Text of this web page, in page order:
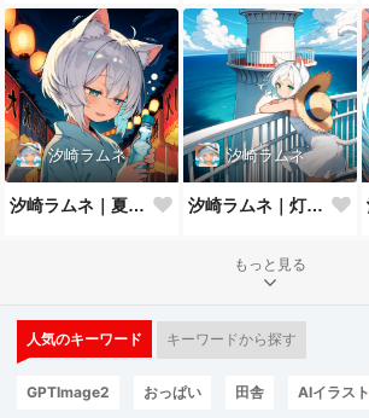
汐崎ラムネ
汐崎ラムネ｜夏祭りの夜
汐崎ラムネ
汐崎ラムネ｜灯台の風
もっと見る
人気のキーワード キーワードから探す
GPTImage2 おっぱい 田舎 AIイラスト